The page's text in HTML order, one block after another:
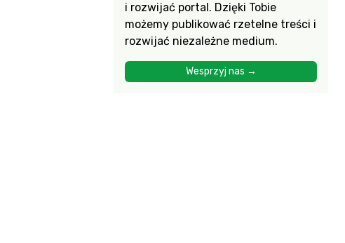
i rozwijać portal. Dzięki Tobie
możemy publikować rzetelne treści i
rozwijać niezależne medium.
Wesprzyj nas →